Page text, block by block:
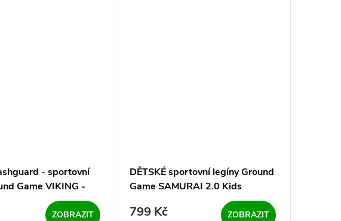
- sportovní
Game VIKING -
ZOBRAZIT
DĚTSKÉ sportovní legíny Ground
Game SAMURAI 2.0 Kids
799 Kč ZOBRAZIT